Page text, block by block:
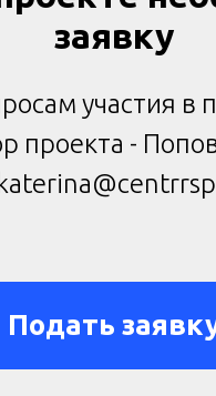
заявку
участия в
проекта -
Подать